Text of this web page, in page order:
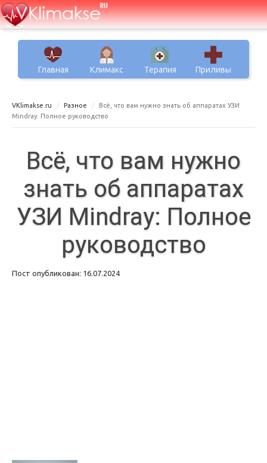
Главная Климакс Терапия Приливы
VKlimakse.ru Разное
Всё, что вам нужно знать об аппаратах УЗИ
Mindray: Полное руководство
Всё, что вам нужно
знать об аппаратах
УЗИ Mindray: Полное
руководство
Пост опубликован: 16.07.2024